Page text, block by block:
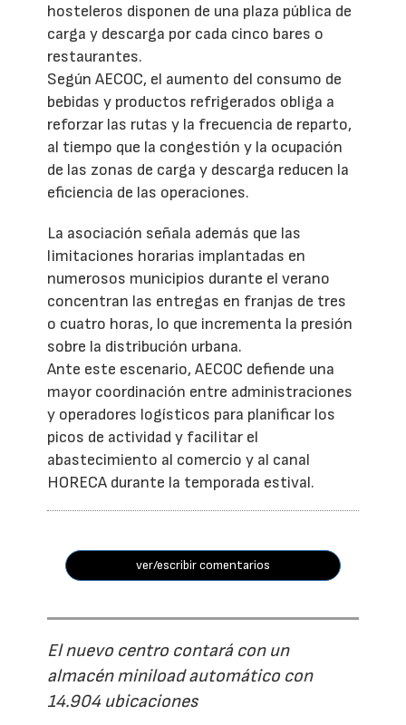
hosteleros disponen de una plaza pública de
carga y descarga por cada cinco bares o
restaurantes.
Según AECOC, el aumento del consumo de
bebidas y productos refrigerados obliga a
reforzar las rutas y la frecuencia de reparto,
al tiempo que la congestión y la ocupación
de las zonas de carga y descarga reducen la
eficiencia de las operaciones.
La asociación señala además que las
limitaciones horarias implantadas en
numerosos municipios durante el verano
concentran las entregas en franjas de tres
o cuatro horas, lo que incrementa la presión
sobre la distribución urbana.
Ante este escenario, AECOC defiende una
mayor coordinación entre administraciones
y operadores logísticos para planificar los
picos de actividad y facilitar el
abastecimiento al comercio y al canal
HORECA durante la temporada estival.
ver/escribir comentarios
El nuevo centro contará con un
almacén miniload automático con
14.904 ubicaciones